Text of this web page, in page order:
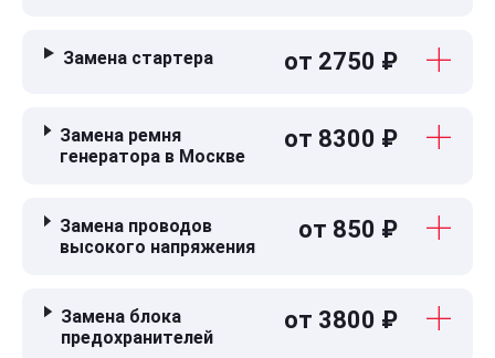
Замена стартера от 2750 ₽
Замена ремня
генератора в Москве
от 8300 ₽
Замена проводов
высокого напряжения
от 850 ₽
Замена блока
предохранителей
от 3800 ₽